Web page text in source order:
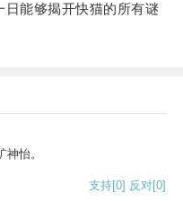
能够揭开快猫的所有谜
怡。
支持[0] 反对[0]